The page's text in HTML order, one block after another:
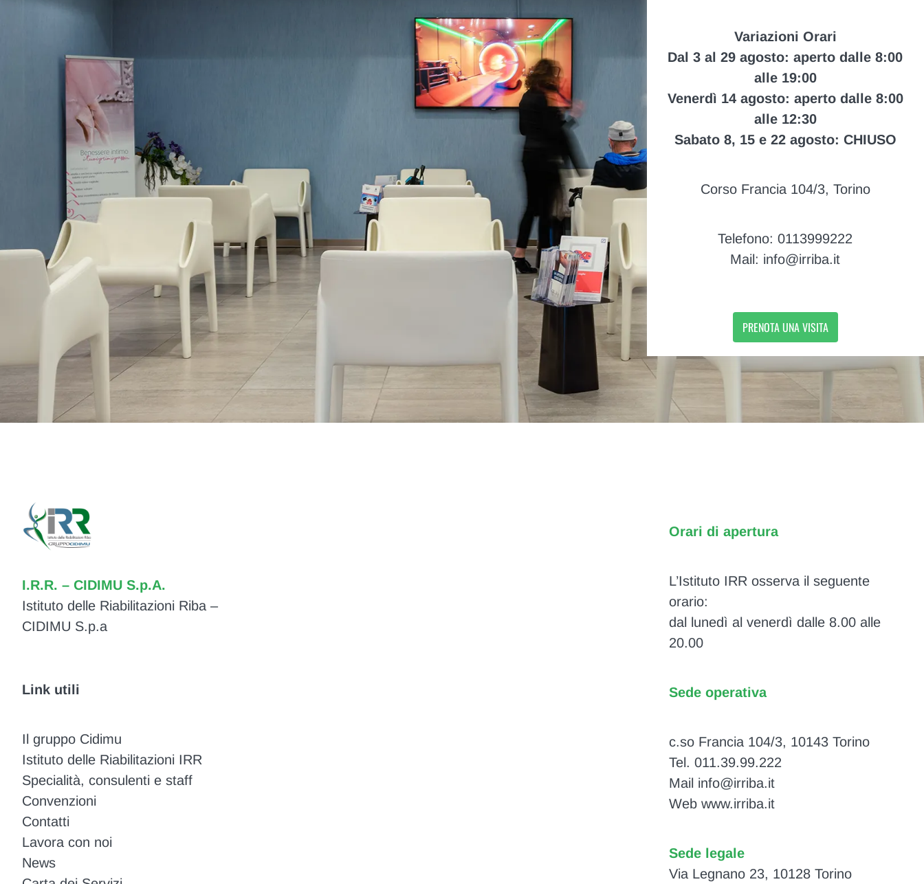
Variazioni Orari
Dal 3 al 29 agosto: aperto dalle 8:00
alle 19:00
Venerdì 14 agosto: aperto dalle 8:00
alle 12:30
Sabato 8, 15 e 22 agosto: CHIUSO
Corso Francia 104/3, Torino
Telefono: 0113999222
Mail: info@irriba.it
PRENOTA UNA VISITA
I.R.R. – CIDIMU S.p.A.
Istituto delle Riabilitazioni Riba –
CIDIMU S.p.a
Link utili
Il gruppo Cidimu
Istituto delle Riabilitazioni IRR
Specialità, consulenti e staff
Convenzioni
Contatti
Lavora con noi
News
Orari di apertura
L’Istituto IRR osserva il seguente
orario:
dal lunedì al venerdì dalle 8.00 alle
20.00
Sede operativa
c.so Francia 104/3, 10143 Torino
Tel. 011.39.99.222
Mail info@irriba.it
Web www.irriba.it
Sede legale
Via Legnano 23, 10128 Torino